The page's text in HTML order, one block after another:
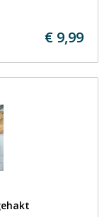
€ 9,99